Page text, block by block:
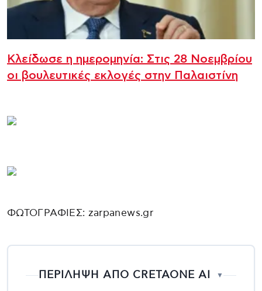
Κλείδωσε η ημερομηνία: Στις 28 Νοεμβρίου
οι βουλευτικές εκλογές στην Παλαιστίνη
ΦΩΤΟΓΡΑΦΙΕΣ: zarpanews.gr
ΠΕΡΙΛΗΨΗ ΑΠΟ CRETAONE AI ▼